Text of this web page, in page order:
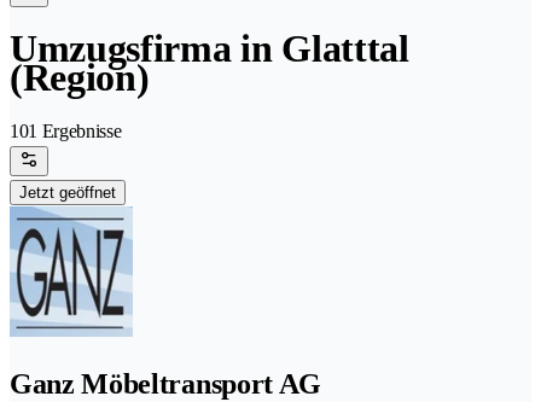
Umzugsfirma in Glatttal
(Region)
101 Ergebnisse
Jetzt geöffnet
Ganz Möbeltransport AG